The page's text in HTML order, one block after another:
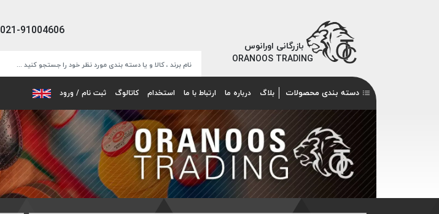
بازرگانی اورانوس
ORANOOS TRADING
021-91004606
دسته بندی محصولات بلاگ درباره ما ارتباط با ما استخدام کاتالوگ ثبت نام / ورود